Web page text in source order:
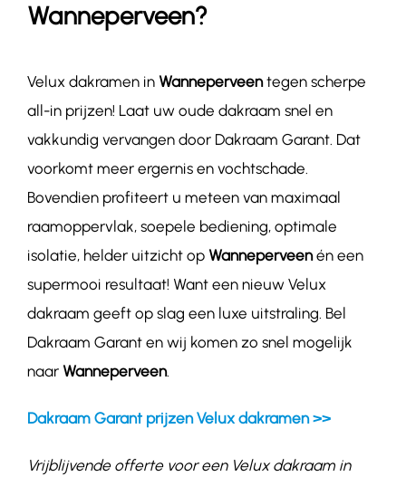
Wanneperveen?
Velux dakramen in Wanneperveentegen scherpe
all-in prijzen! Laat uw oude dakraam snel en
vakkundig vervangen door Dakraam Garant. Dat
voorkomt meer ergernis en vochtschade.
Bovendien profiteert u meteen van maximaal
raamoppervlak, soepele bediening, optimale
isolatie, helder uitzicht op Wanneperveenén een
supermooi resultaat! Want een nieuw Velux
dakraam geeft op slag een luxe uitstraling. Bel
Dakraam Garant en wij komen zo snel mogelijk
naar Wanneperveen.
Dakraam Garant prijzen Velux dakramen >>
Vrijblijvende offerte voor een Velux dakraam in